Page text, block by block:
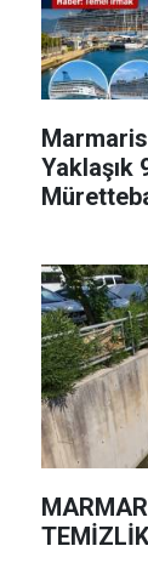
Yaklaşık